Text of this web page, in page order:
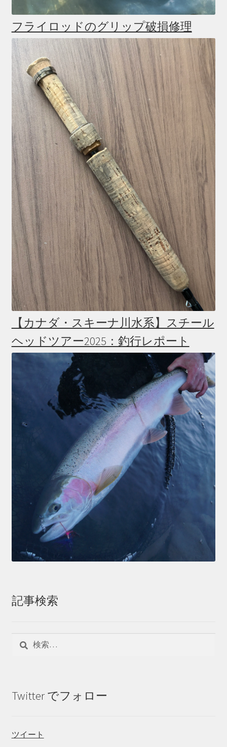
フライロッドのグリップ破損修理
【カナダ・スキーナ川水系】スチール
ヘッドツアー2025：釣行レポート
記事検索
Twitter でフォロー
ツイート